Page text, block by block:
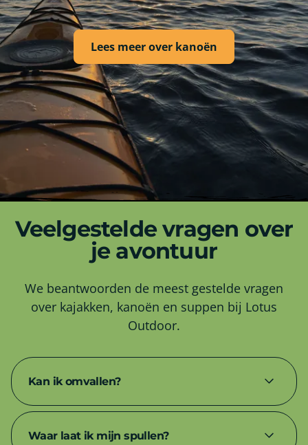
Lees meer over kanoën
Veelgestelde vragen over
je avontuur
We beantwoorden de meest gestelde vragen
over kajakken, kanoën en suppen bij Lotus
Outdoor.
Kan ik omvallen?
In theorie: ja. In de praktijk: bijna nooit.
Waar laat ik mijn spullen?